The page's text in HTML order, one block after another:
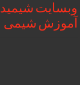
وبسایت
آموزش شیمی